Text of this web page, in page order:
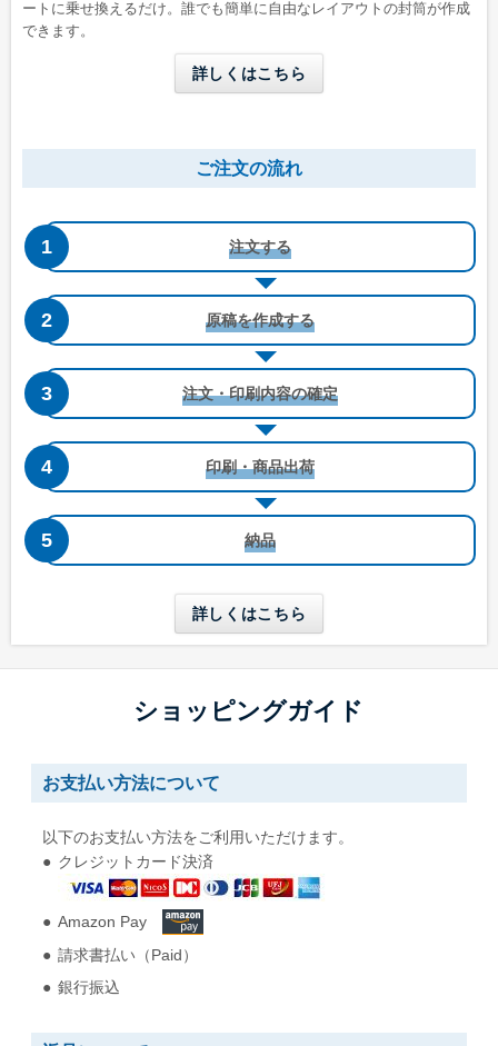
W105 x H235 mm
A4三つ折りが入る
W95 x H217 mm
A4四つ折りが入る
A4三つ折りが入る A4三つ折りが入る
W92 x H235 mm
長形40号
W90 x H225 mm
W287 x H382 mm
B4用紙が折らずに入る
W270 x H382 mm
角形2号
W240 x H332 mm
A4用紙が折らずに入る
ートに乗せ換えるだけ。誰でも簡単に自由なレイアウトの封筒が作成
できます。
詳しくはこちら
ご注文の流れ
注文する
原稿を作成する
注文・印刷内容の確定
印刷・商品出荷
納品
詳しくはこちら
ショッピングガイド
お支払い方法について
以下のお支払い方法をご利用いただけます。
クレジットカード決済
Amazon Pay
請求書払い（Paid）
銀行振込